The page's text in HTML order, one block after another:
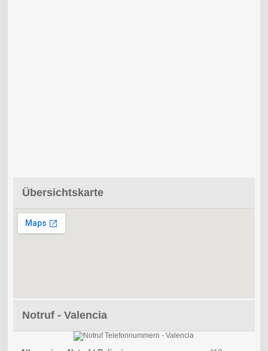
Übersichtskarte
Notruf - Valencia